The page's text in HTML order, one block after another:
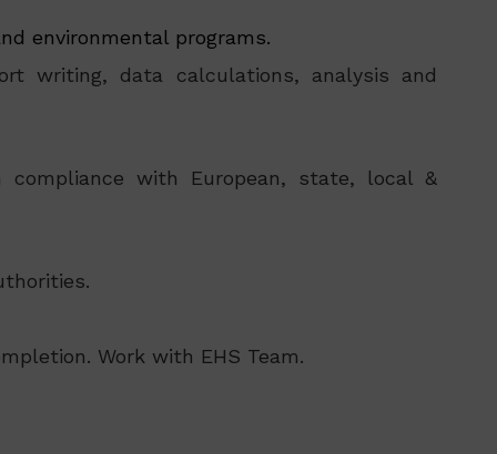
environmental programs.
writing, data calculations, analysis and
with European, state, local &
Work with EHS Team.